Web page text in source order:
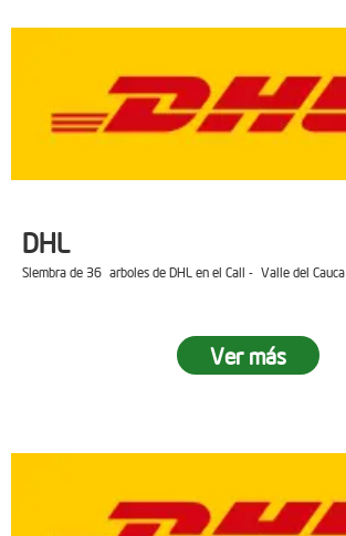
DHL
Siembra de 36 arboles de DHL en el Cali - Valle del Cauca
Ver más